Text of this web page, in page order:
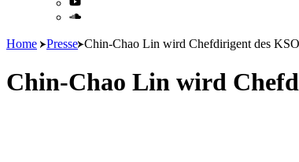
Skip
content
Home Presse Chin-Chao Lin wird Chefdirigent des KSO
Chin-Chao Lin wird